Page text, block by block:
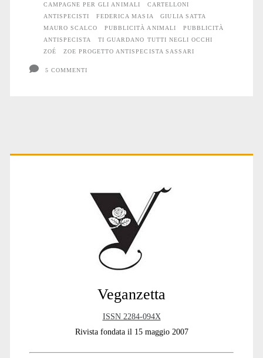
Sassari
CAMPAGNE PER GLI ANIMALI
CARTELLONI
ANTISPECISTI
FEDERICA MASIA
GIULIA SATTA
MAURO SCALCO
PUBBLICITÀ ANIMALI
PUBBLICITÀ
ANTISPECISTA
TI GUARDANO TUTTI NEGLI OCCHI
ZOÉ
ZOE PROGETTO ANTISPECISTA SASSARI
5 COMMENTI
Primary
Veganzetta
ISSN 2284-094X
Rivista fondata il 15 maggio 2007